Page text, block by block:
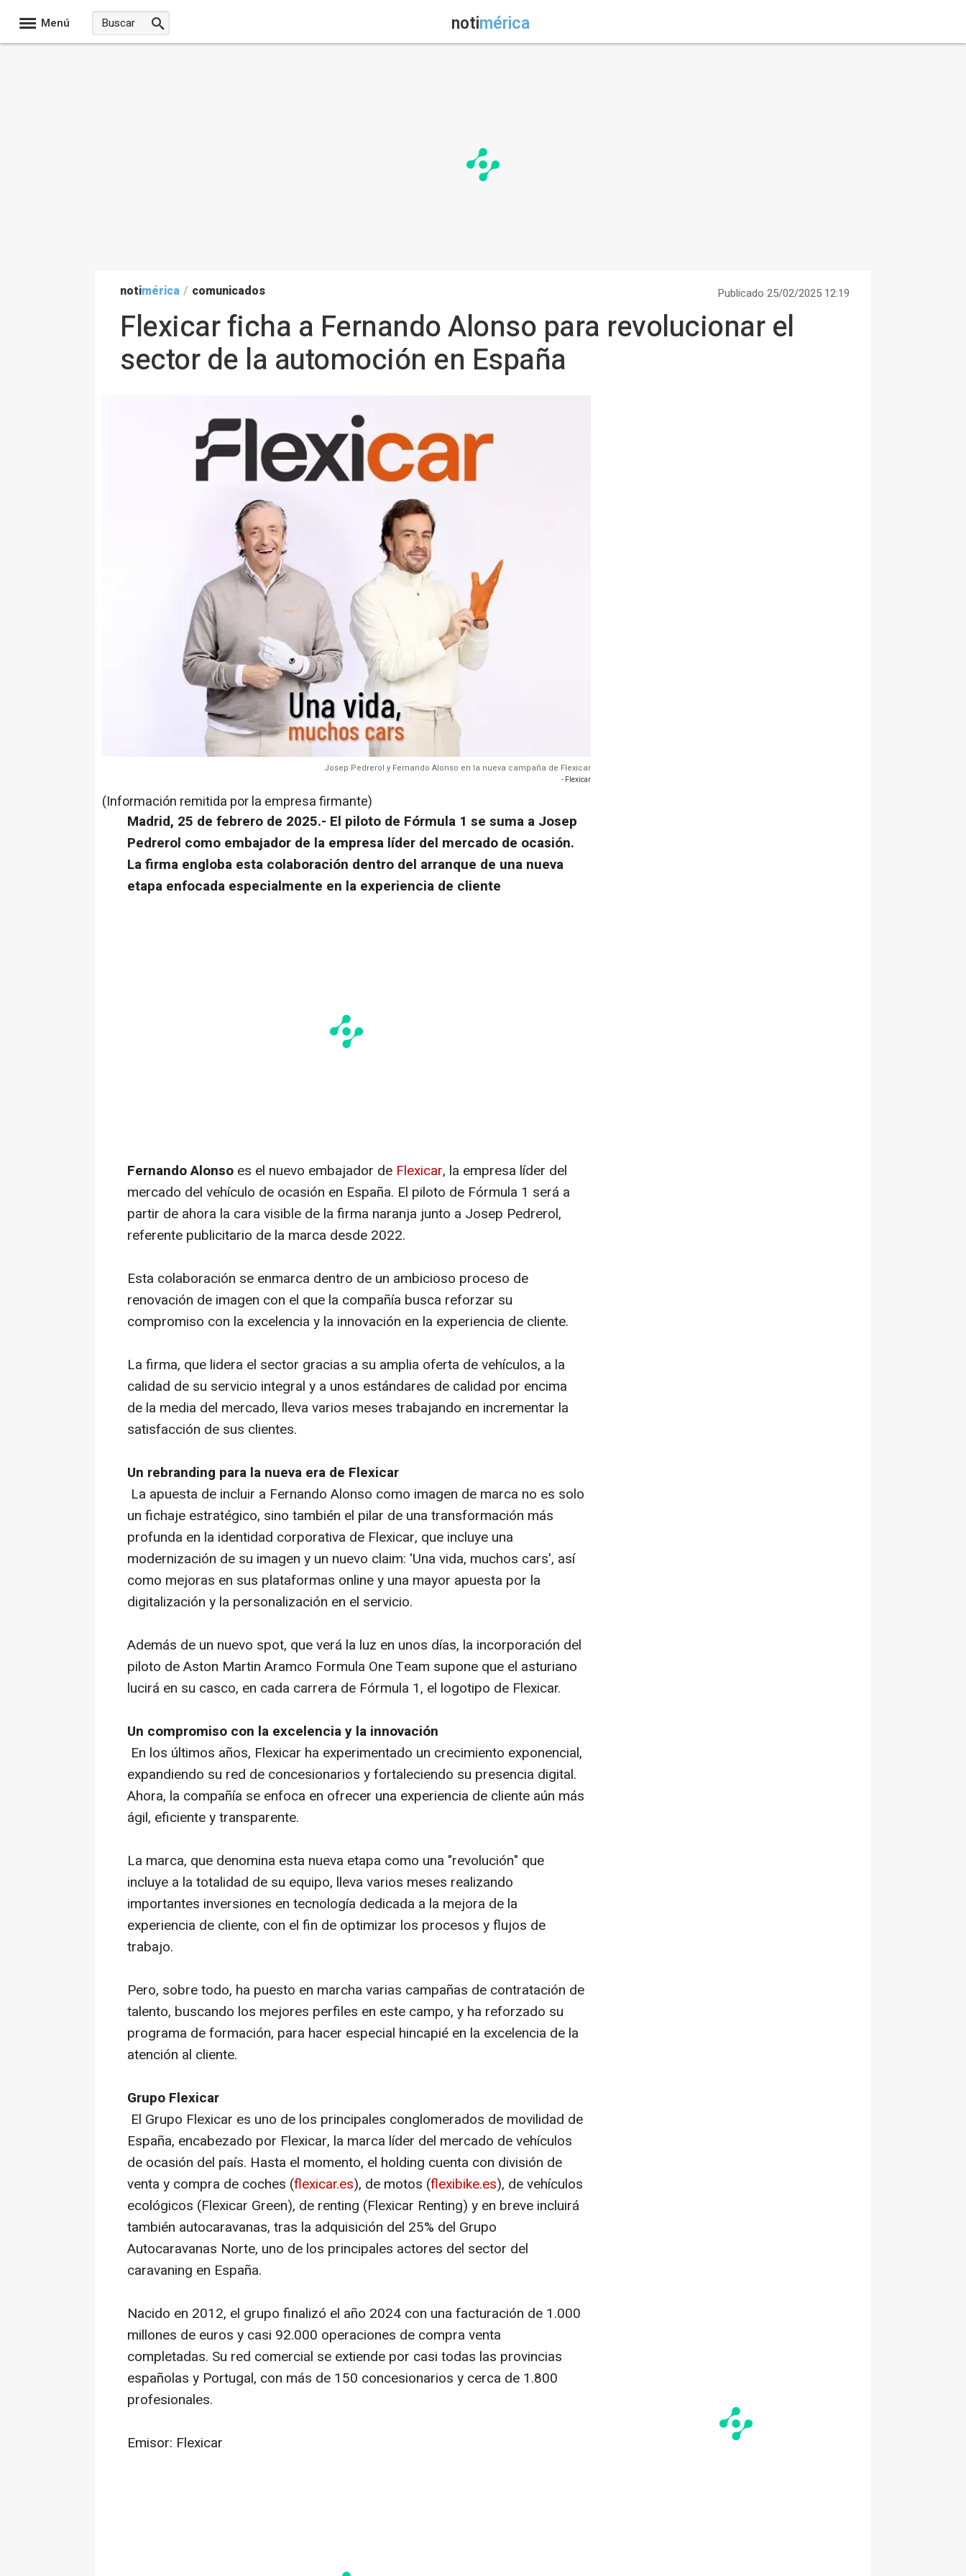
Menú notimérica
notimérica / comunicados Publicado 25/02/2025 12:19
Flexicar ficha a Fernando Alonso para revolucionar el
sector de la automoción en España
Josep Pedrerol y Fernando Alonso en la nueva campaña de Flexicar
- Flexicar
(Información remitida por la empresa firmante)
Madrid, 25 de febrero de 2025.- El piloto de Fórmula 1 se suma a Josep
Pedrerol como embajador de la empresa líder del mercado de ocasión.
La firma engloba esta colaboración dentro del arranque de una nueva
etapa enfocada especialmente en la experiencia de cliente
Fernando Alonso es el nuevo embajador de Flexicar, la empresa líder del
mercado del vehículo de ocasión en España. El piloto de Fórmula 1 será a
partir de ahora la cara visible de la firma naranja junto a Josep Pedrerol,
referente publicitario de la marca desde 2022.
Esta colaboración se enmarca dentro de un ambicioso proceso de
renovación de imagen con el que la compañía busca reforzar su
compromiso con la excelencia y la innovación en la experiencia de cliente.
La firma, que lidera el sector gracias a su amplia oferta de vehículos, a la
calidad de su servicio integral y a unos estándares de calidad por encima
de la media del mercado, lleva varios meses trabajando en incrementar la
satisfacción de sus clientes.
Un rebranding para la nueva era de Flexicar
La apuesta de incluir a Fernando Alonso como imagen de marca no es solo
un fichaje estratégico, sino también el pilar de una transformación más
profunda en la identidad corporativa de Flexicar, que incluye una
modernización de su imagen y un nuevo claim: 'Una vida, muchos cars', así
como mejoras en sus plataformas online y una mayor apuesta por la
digitalización y la personalización en el servicio.
Además de un nuevo spot, que verá la luz en unos días, la incorporación del
piloto de Aston Martin Aramco Formula One Team supone que el asturiano
lucirá en su casco, en cada carrera de Fórmula 1, el logotipo de Flexicar.
Un compromiso con la excelencia y la innovación
En los últimos años, Flexicar ha experimentado un crecimiento exponencial,
expandiendo su red de concesionarios y fortaleciendo su presencia digital.
Ahora, la compañía se enfoca en ofrecer una experiencia de cliente aún más
ágil, eficiente y transparente.
La marca, que denomina esta nueva etapa como una "revolución" que
incluye a la totalidad de su equipo, lleva varios meses realizando
importantes inversiones en tecnología dedicada a la mejora de la
experiencia de cliente, con el fin de optimizar los procesos y flujos de
trabajo.
Pero, sobre todo, ha puesto en marcha varias campañas de contratación de
talento, buscando los mejores perfiles en este campo, y ha reforzado su
programa de formación, para hacer especial hincapié en la excelencia de la
atención al cliente.
Grupo Flexicar
El Grupo Flexicar es uno de los principales conglomerados de movilidad de
España, encabezado por Flexicar, la marca líder del mercado de vehículos
de ocasión del país. Hasta el momento, el holding cuenta con división de
venta y compra de coches (flexicar.es), de motos (flexibike.es), de vehículos
ecológicos (Flexicar Green), de renting (Flexicar Renting) y en breve incluirá
también autocaravanas, tras la adquisición del 25% del Grupo
Autocaravanas Norte, uno de los principales actores del sector del
caravaning en España.
Nacido en 2012, el grupo finalizó el año 2024 con una facturación de 1.000
millones de euros y casi 92.000 operaciones de compra venta
completadas. Su red comercial se extiende por casi todas las provincias
españolas y Portugal, con más de 150 concesionarios y cerca de 1.800
profesionales.
Emisor: Flexicar